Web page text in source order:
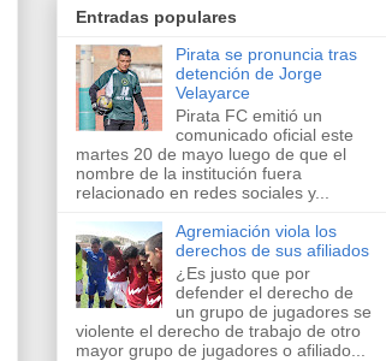
Entradas populares
Pirata se pronuncia tras
detención de Jorge
Velayarce
Pirata FC emitió un
comunicado oficial este
martes 20 de mayo luego de que el
nombre de la institución fuera
relacionado en redes sociales y...
Agremiación viola los
derechos de sus afiliados
¿Es justo que por
defender el derecho de
un grupo de jugadores se
violente el derecho de trabajo de otro
mayor grupo de jugadores o afiliado...